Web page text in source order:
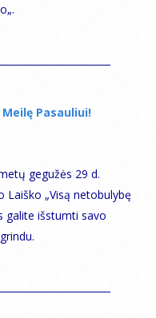
„.
Pasauliui!
gegužės 29 d.
Laiško „Visą netobulybę
galite išstumti savo